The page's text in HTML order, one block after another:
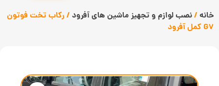
خانه /نصب لوازم و تجهیز ماشین های آفرود / رکاب تخت فوتون
G7 کمل آفرود